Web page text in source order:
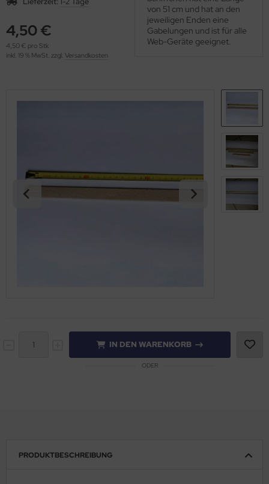
4,50 €
4,50 € pro Stk
inkl. 19 % MwSt. zzgl. Versandkosten
von 51 cm und hat an den
jeweiligen Enden eine
Gabelungen und ist für alle
Web-Geräte geeignet.
IN DEN WARENKORB
ODER
PRODUKTBESCHREIBUNG